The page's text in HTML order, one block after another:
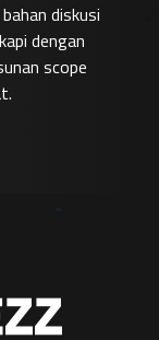
diskusi
dengan
scope